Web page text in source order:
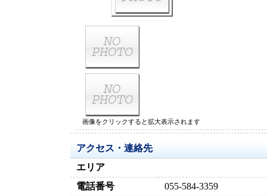
画像をクリックすると拡大表示されます
アクセス・連絡先
エリア
電話番号
055-584-3359